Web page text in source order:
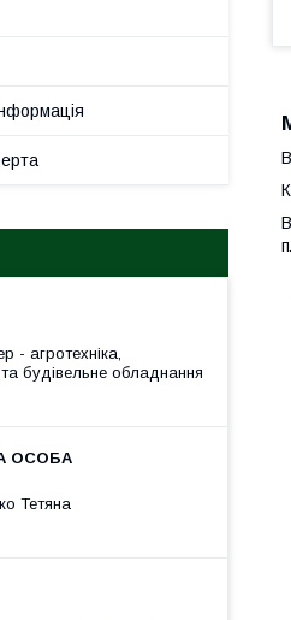
- агротехніка,
будівельне обладнання
Тетяна